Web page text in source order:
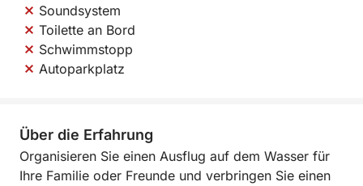
Soundsystem
Toilette an Bord
Schwimmstopp
Autoparkplatz
Über die Erfahrung
Organisieren Sie einen Ausflug auf dem Wasser für
Ihre Familie oder Freunde und verbringen Sie einen